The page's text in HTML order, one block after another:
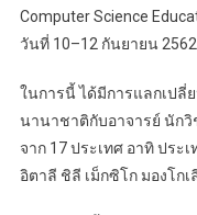
Computer Science
วันที่ 10–12 กันยายน
ในการนี้ ได้มีการแลกเปลี่
นานาชาติกับอาจารย์ นักวิ
จาก 17 ประเทศ อาทิ ปร
อิตาลี ชิลี เม็กซิโก มองโกเ